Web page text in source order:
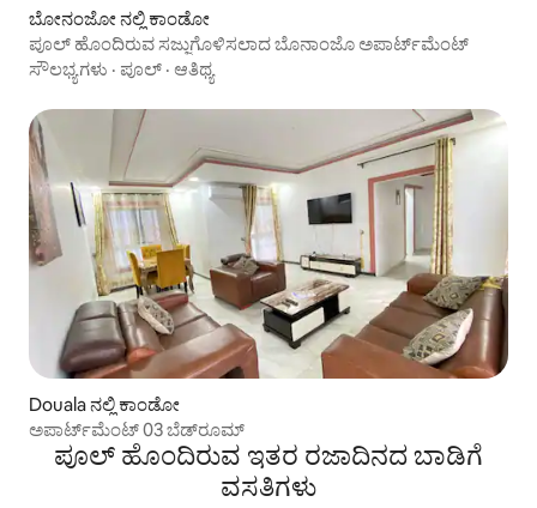
ಬೋನಂಜೋ ನಲ್ಲಿ ಕಾಂಡೋ
ಪೂಲ್ ಹೊಂದಿರುವ ಸಜ್ಜುಗೊಳಿಸಲಾದ ಬೊನಾಂಜೊ ಅಪಾರ್ಟ್‌ಮೆಂಟ್
ಸೌಲಭ್ಯಗಳು · ಪೂಲ್ · ಆತಿಥ್ಯ
Douala ನಲ್ಲಿ ಕಾಂಡೋ
ಅಪಾರ್ಟ್‌ಮೆಂಟ್ 03 ಬೆಡ್‌ರೂಮ್‌
ಪೂಲ್‌ ಹೊಂದಿರುವ ಇತರ ರಜಾದಿನದ ಬಾಡಿಗೆ
ವಸತಿಗಳು